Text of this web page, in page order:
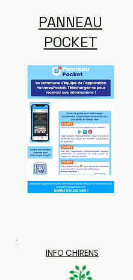
PANNEAU
POCKET
INFO CHIRENS